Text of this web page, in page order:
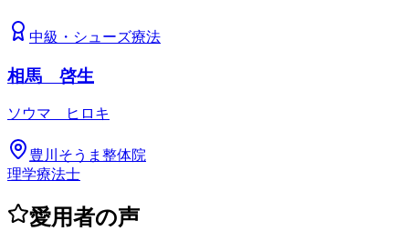
中級 ・ シューズ療法
相馬 啓生
ソウマ ヒロキ
豊川そうま整体院
理学療法士
愛用者の声